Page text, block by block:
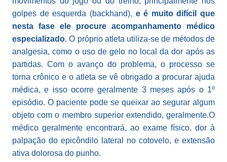
golpes de esquerda (backhand), e é muito difícil que
nesta fase ele procure acompanhamento médico
especializado. O próprio atleta utiliza-se de métodos de
analgesia, como o uso de gelo no local da dor após as
partidas. Com o avanço do problema, o processo se
torna crônico e o atleta se vê obrigado a procurar ajuda
médica, e isso ocorre geralmente 3 meses após o 1º
episódio. O paciente pode se queixar ao segurar algum
objeto com o membro superior extendido, geralmente.O
médico geralmente encontrará, ao exame físico, dor à
palpação do epicôndilo lateral no cotovelo, e extensão
ativa dolorosa do punho.